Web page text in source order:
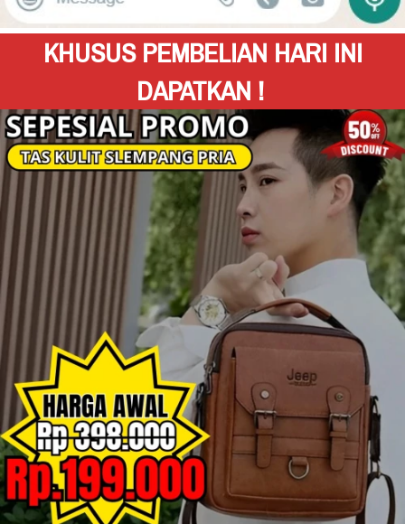
KHUSUS PEMBELIAN HARI INI
DAPATKAN !